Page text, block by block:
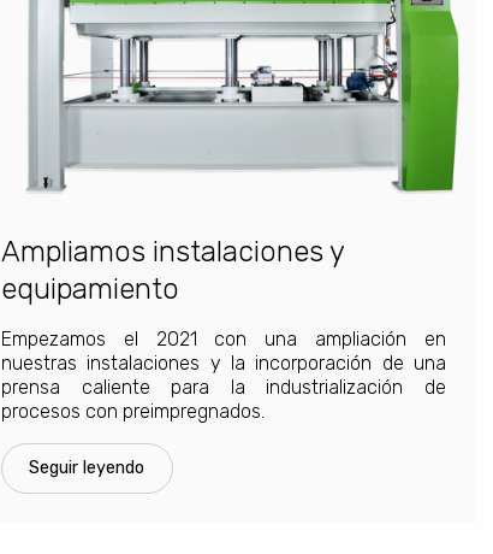
Ampliamos instalaciones y
equipamiento
Empezamos el 2021 con una ampliación en
nuestras instalaciones y la incorporación de una
prensa caliente para la industrialización de
procesos con preimpregnados.
Seguir leyendo